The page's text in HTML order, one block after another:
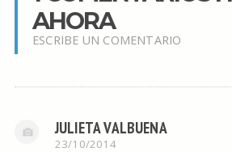
AHORA
ESCRIBE UN COMENTARIO
JULIETA VALBUENA
23/10/2014